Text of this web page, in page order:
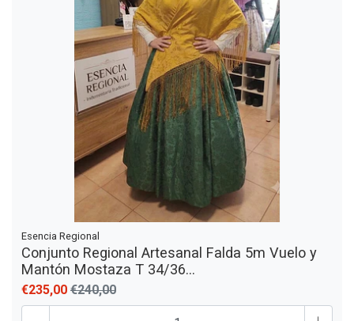
Esencia Regional
Conjunto Regional Artesanal Falda 5m Vuelo y
Mantón Mostaza T 34/36...
€235,00 €240,00